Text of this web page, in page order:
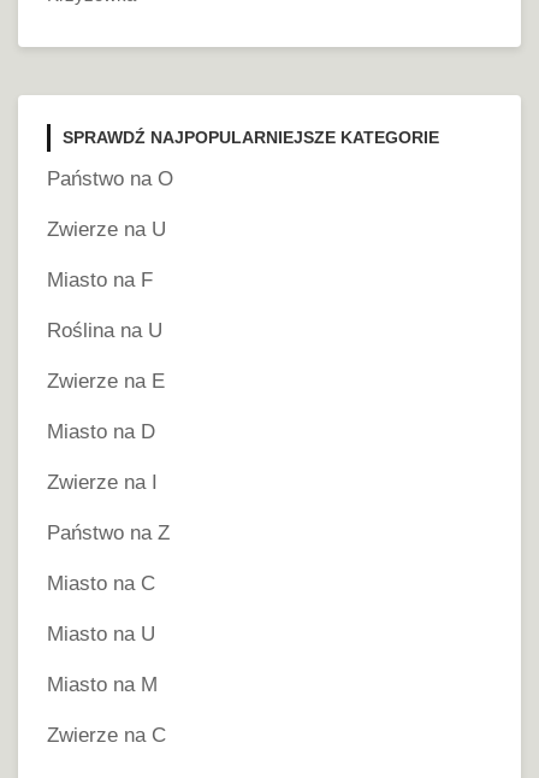
SPRAWDŹ NAJPOPULARNIEJSZE KATEGORIE
Państwo na O
Zwierze na U
Miasto na F
Roślina na U
Zwierze na E
Miasto na D
Zwierze na I
Państwo na Z
Miasto na C
Miasto na U
Miasto na M
Zwierze na C